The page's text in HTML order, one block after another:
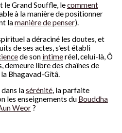
le Grand Souffle, lecomment
à la manière de positionner
lamanière de penser).
a déraciné les doutes, et
de ses actes, s’est établi
de son intimeréel, celui-là, Ô
demeure libre des chaînes de
la Bhagavad-Gîtâ.
dans lasérénité, la parfaite
les enseignements du Bouddha
Weor?